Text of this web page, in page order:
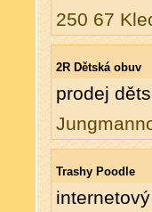
250 67
2R Dětská obuv
prodej
Trashy Poodle